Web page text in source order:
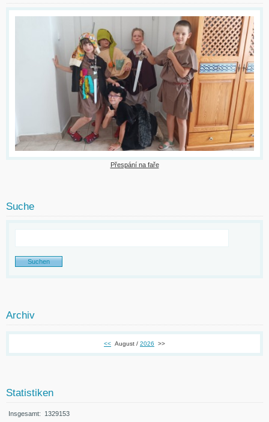
Přespání na faře
Suche
Archiv
<< August / 2026 >>
Statistiken
Insgesamt: 1329153